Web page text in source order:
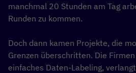
manchmal 20 Stunden am Tag
Runden zu kommen.
Doch dann kamen Projekte, die
Grenzen überschritten. Die
einfaches Daten-Labeling,